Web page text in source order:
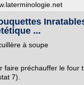
...
à soupe
faire préchauffer le four
7).